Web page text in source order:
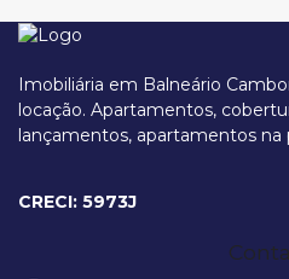
Imobiliária em Balneário
locação. Apartamentos,
lançamentos, apartamentos na
CRECI: 5973J